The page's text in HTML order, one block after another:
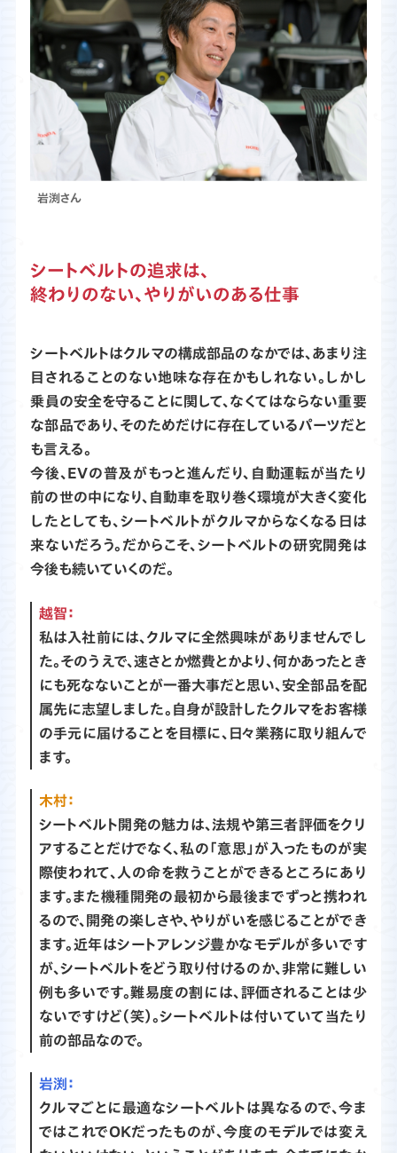
渕さん
シートベルトの追求は、
終わりのない、やりがいのある仕事
シートベルトはクルマの構成部品のなかでは、あまり注
目されることのない地味な存在かもしれない。しかし
乗員の安全を守ることに関して、なくてはならない重要
な部品であり、そのためだけに存在しているパーツだと
も言える。
今後、EVの普及がもっと進んだり、自動運転が当たり
前の世の中になり、自動車を取り巻く環境が大きく変化
したとしても、シートベルトがクルマからなくなる日は
来ないだろう。だからこそ、シートベルトの研究開発は
今後も続いていくのだ。
越智：
私は入社前には、クルマに全然興味がありませんでし
た。そのうえで、速さとか燃費とかより、何かあったとき
にも死なないことが一番大事だと思い、安全部品を配
属先に志望しました。自身が設計したクルマをお客様
の手元に届けることを目標に、日々業務に取り組んで
ます。
木村：
シートベルト開発の魅力は、法規や第三者評価をクリ
アすることだけでなく、私の「意思」が入ったものが実
際使われて、人の命を救うことができるところにあり
ます。また機種開発の最初から最後までずっと携われ
るので、開発の楽しさや、やりがいを感じることができ
ます。近年はシートアレンジ豊かなモデルが多いです
が、シートベルトをどう取り付けるのか、非常に難しい
例も多いです。難易度の割には、評価されることは少
ないですけど（笑）。シートベルトは付いていて当たり
前の部品なので。
渕：
クルマごとに最適なシートベルトは異なるので、今ま
ではこれでOKだったものが、今度のモデルでは変え